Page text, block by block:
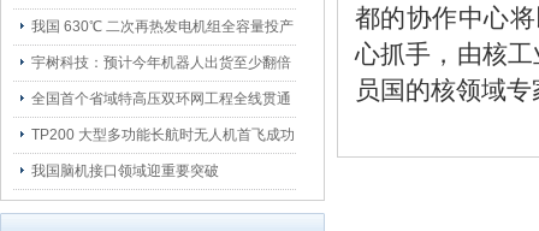
都的协作中心
心抓手，由核工
员国的核领域
我国 630℃ 二次再热发电机组全容量投产
宇树科技：预计今年机器人出货至少翻倍
全国首个省域特高压双环网工程全线贯通
TP200 大型多功能长航时无人机首飞成功
我国脑机接口领域迎重要突破